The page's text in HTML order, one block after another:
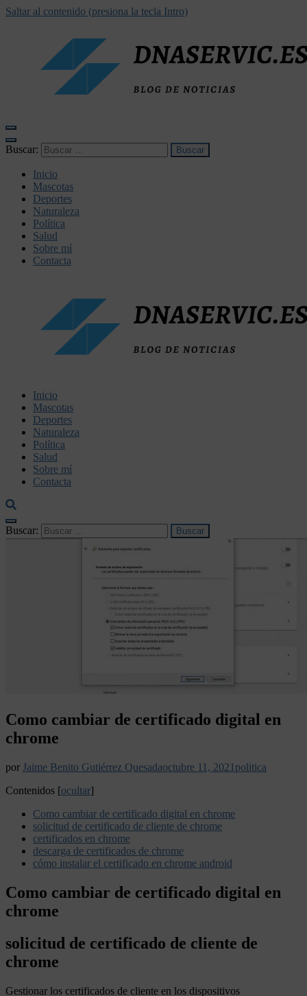
Saltar al contenido (presiona la tecla Intro)
Buscar:
Inicio
Mascotas
Deportes
Naturaleza
Política
Salud
Sobre mí
Contacta
dnaservic.es
Inicio
Mascotas
Deportes
Naturaleza
Política
Salud
Sobre mí
Contacta
Buscar:
Como cambiar de certificado digital en
chrome
por Jaime Benito Gutiérrez Quesadaoctubre 11, 2021 politica
Contenidos [ocultar]
Como cambiar de certificado digital en chrome
solicitud de certificado de cliente de chrome
certificados en chrome
descarga de certificados de chrome
cómo instalar el certificado en chrome android
Como cambiar de certificado digital en
chrome
solicitud de certificado de cliente de
chrome
Gestionar los certificados de cliente en los dispositivos